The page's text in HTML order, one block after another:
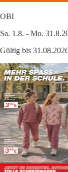
OBI
Sa. 1.8. - Mo.
Gültig bis